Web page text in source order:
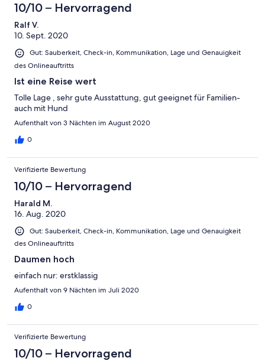
10/10 – Hervorragend
Ralf V.
10. Sept. 2020
Gut: Sauberkeit, Check-in, Kommunikation, Lage und Genauigkeit
des Onlineauftritts
Ist eine Reise wert
Tolle Lage , sehr gute Ausstattung, gut geeignet für Familien-
auch mit Hund
Aufenthalt von 3 Nächten im August 2020
0
Verifizierte Bewertung
10/10 – Hervorragend
Harald M.
16. Aug. 2020
Gut: Sauberkeit, Check-in, Kommunikation, Lage und Genauigkeit
des Onlineauftritts
Daumen hoch
einfach nur: erstklassig
Aufenthalt von 9 Nächten im Juli 2020
0
Verifizierte Bewertung
10/10 – Hervorragend